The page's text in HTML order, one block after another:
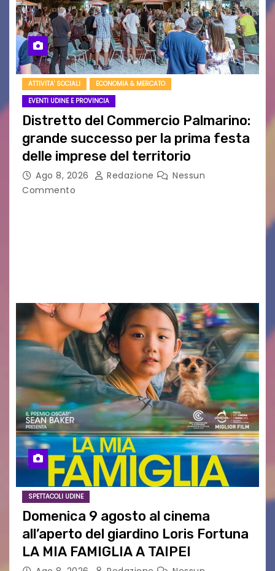
ATTIVITA' SOCIALI
ECONOMIA & MERCATO
EVENTI UDINE E PROVINCIA
Distretto del Commercio Palmarino:
grande successo per la prima festa
delle imprese del territorio
Ago 8, 2026 Redazione
Nessun
Commento
SPETTACOLI UDINE
Domenica 9 agosto al cinema
all’aperto del giardino Loris Fortuna
LA MIA FAMIGLIA A TAIPEI